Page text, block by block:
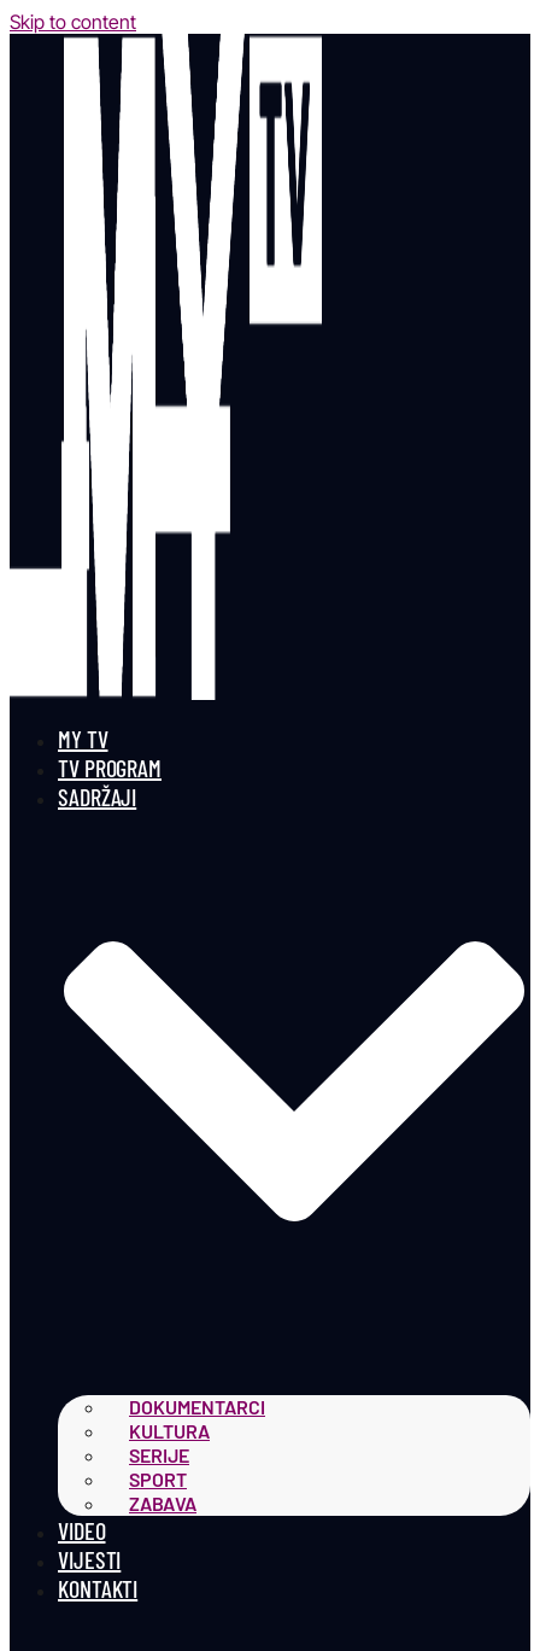
Skip to content
MY TV
TV PROGRAM
SADRŽAJI
DOKUMENTARCI
KULTURA
SERIJE
SPORT
ZABAVA
VIDEO
VIJESTI
KONTAKTI